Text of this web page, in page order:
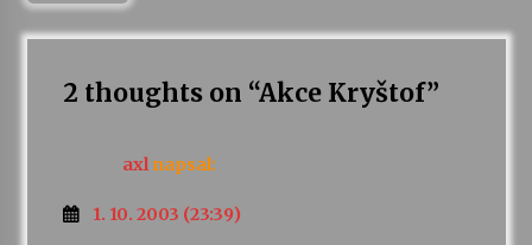
2 thoughts on “Akce Kryštof”
axl napsal:
1. 10. 2003 (23:39)